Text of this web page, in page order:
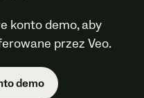
konto demo, aby
przez Veo.
demo